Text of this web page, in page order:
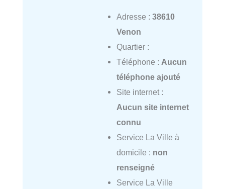
Adresse : 38610
Venon
Quartier :
Téléphone : Aucun
téléphone ajouté
Site internet :
Aucun site internet
connu
Service La Ville à
domicile : non
renseigné
Service La Ville